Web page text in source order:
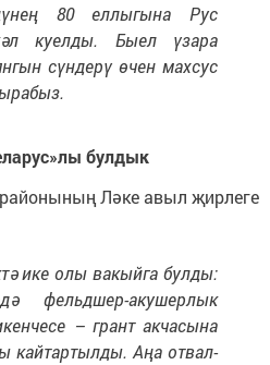
80 еллыгына Рус
куелды. Быел үзара
сүндерү өчен махсус
булдык
Ләке авыл җирлеге
ике олы вакыйга булды:
фельдшер-акушерлык
– грант акчасына
кайтартылды. Аңа отвал-